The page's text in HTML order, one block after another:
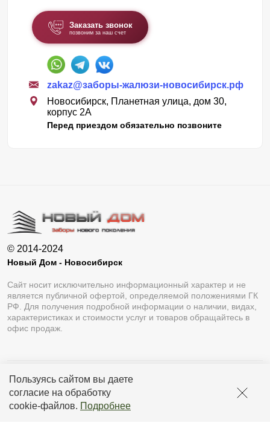
Пользуясь сайтом вы даете
согласие на обработку
cookie-файлов. Подробнее
Заказать звонок
позвоним за наш счет
zakaz@заборы-жалюзи-новосибирск.рф
Новосибирск, Планетная улица, дом 30,
корпус 2А
Перед приездом обязательно позвоните
© 2014-2024
Новый Дом - Новосибирск
Сайт носит исключительно информационный характер и не
является публичной офертой, определяемой положениями ГК
РФ. Для получения подробной информации о наличии, видах,
характеристиках и стоимости услуг и товаров обращайтесь в
офис продаж.
Разработка сайтаLukevium
Политика конфиденциальности